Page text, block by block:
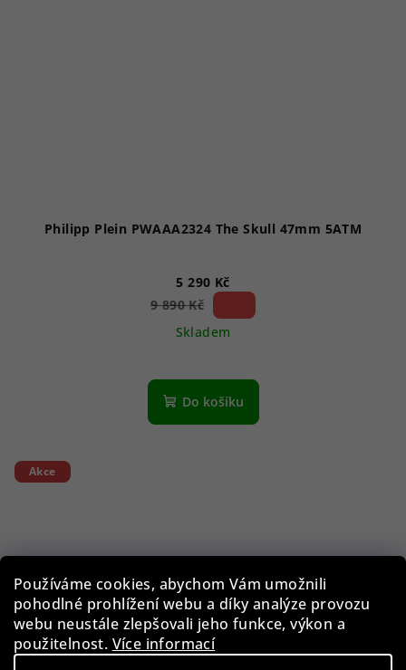
Používáme cookies, abychom Vám umožnili
pohodlné prohlížení webu a díky analýze provozu
webu neustále zlepšovali jeho funkce, výkon a
použitelnost. Více informací
Philipp Plein PWAAA2324 The Skull 47mm 5ATM
5 290 Kč
9 890 Kč
Skladem
hodnocení
produktu
Do košíku
Akce